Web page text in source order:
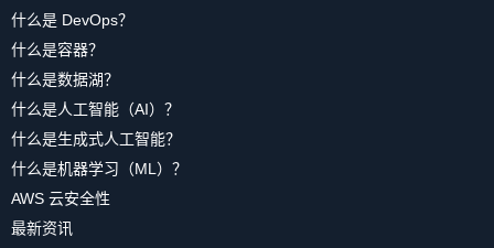
什么是 DevOps？
什么是容器？
什么是数据湖？
什么是人工智能（AI）？
什么是生成式人工智能？
什么是机器学习（ML）？
AWS 云安全性
最新资讯